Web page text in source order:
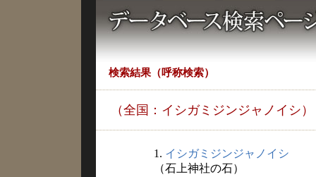
検索結果（呼称検索）
（全国：イシガミジンジャノイシ）
1. イシガミジンジャノイシ
（石上神社の石）